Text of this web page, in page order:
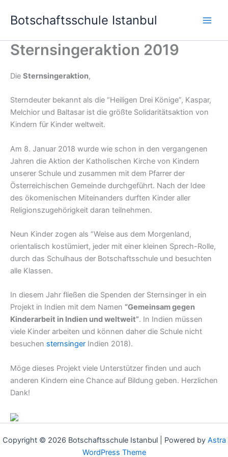
Botschaftsschule Istanbul
Sternsingeraktion 2019
Die Sternsingeraktion,
Sterndeuter bekannt als die “Heiligen Drei Könige”, Kaspar,
Melchior und Baltasar ist die größte Solidaritätsaktion von
Kindern für Kinder weltweit.
Am 8. Januar 2018 wurde wie schon in den vergangenen
Jahren die Aktion der Katholischen Kirche von Kindern
unserer Schule und zusammen mit dem Pfarrer der
Österreichischen Gemeinde durchgeführt. Nach der Idee
des ökomenischen Miteinanders durften Kinder aller
Religionszugehörigkeit daran teilnehmen.
Neun Kinder zogen als “Weise aus dem Morgenland,
orientalisch kostümiert, jeder mit einer kleinen Sprech-Rolle,
durch das Schulhaus der Botschaftsschule und besuchten
alle Klassen.
In diesem Jahr fließen die Spenden der Sternsinger in ein
Projekt in Indien mit dem Namen “Gemeinsam gegen
Kinderarbeit in Indien und weltweit”. In Indien müssen
viele Kinder arbeiten und können daher die Schule nicht
besuchen sternsinger Indien 2018).
Möge dieses Projekt viele Unterstützer finden und auch
anderen Kindern eine Chance auf Bildung geben. Herzlichen
Dank!
Copyright © 2026 Botschaftsschule Istanbul | Powered by Astra
WordPress Theme